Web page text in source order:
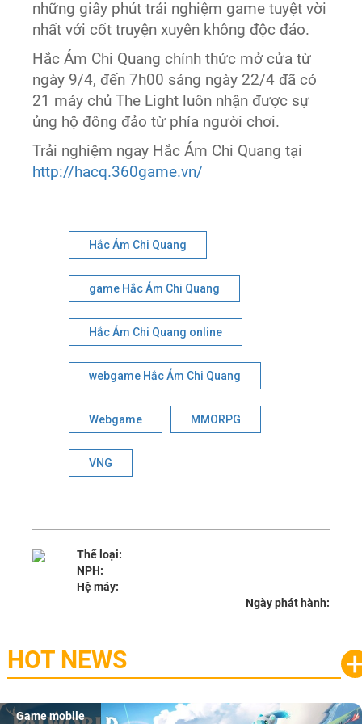
những giây phút trải nghiệm game tuyệt vời
nhất với cốt truyện xuyên không độc đáo.
Hắc Ám Chi Quang chính thức mở cửa từ
ngày 9/4, đến 7h00 sáng ngày 22/4 đã có
21 máy chủ The Light luôn nhận được sự
ủng hộ đông đảo từ phía người chơi.
Trải nghiệm ngay Hắc Ám Chi Quang tại
http://hacq.360game.vn/
Hắc Ám Chi Quang
game Hắc Ám Chi Quang
Hắc Ám Chi Quang online
webgame Hắc Ám Chi Quang
Webgame MMORPG
VNG
Thể loại:
NPH:
Hệ máy:
Ngày phát hành:
HOT NEWS
Game mobile